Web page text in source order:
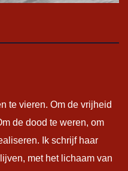
te vieren. Om de vrijheid
de dood te weren, om
Ik schrijf haar
met het lichaam van